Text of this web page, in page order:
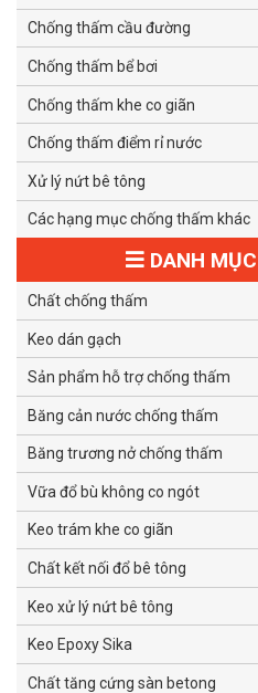
Chống thấm cầu đường
Chống thấm bể bơi
Chống thấm khe co giãn
Chống thấm điểm rỉ nước
Xử lý nứt bê tông
Các hạng mục chống thấm khác
DANH
Chất chống thấm
Keo dán gạch
Sản phẩm hỗ trợ chống thấm
Băng cản nước chống thấm
Băng trương nở chống thấm
Vữa đổ bù không co ngót
Keo trám khe co giãn
Chất kết nối đổ bê tông
Keo xử lý nứt bê tông
Keo Epoxy Sika
Chất tăng cứng sàn betong